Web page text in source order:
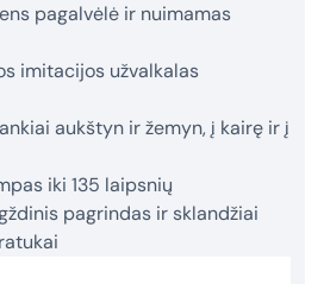
pagalvėlė ir nuimamas
imitacijos užvalkalas
aukštyn ir žemyn, į kairę ir į
iki 135 laipsnių
pagrindas ir sklandžiai